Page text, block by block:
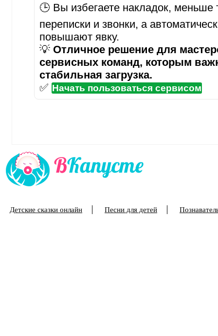
🕒 Вы избегаете накладок, меньше
переписки и звонки, а
повышают явку.
💡 Отличное решение для
сервисных команд, которым
стабильная загрузка.
✅ Начать пользоваться сервисом
Детские сказки онлайн Песни для детей